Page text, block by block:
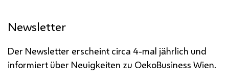
Newsletter
Der Newsletter erscheint circa 4-mal jährlich und
informiert über Neuigkeiten zu OekoBusiness Wien.